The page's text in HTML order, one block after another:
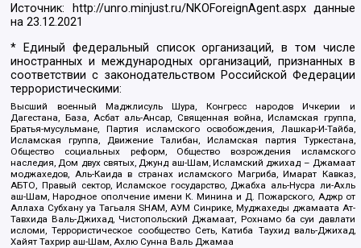
Источник: http://unro.minjust.ru/NKOForeignAgent.aspxданные
на23.12.2021
* Единый федеральный список организаций, в том числе
иностранных и международных организаций, признанных в
соответствии с законодательством Российской Федерации
террористическими:
Высший военный Маджлисуль Шура, Конгресс народов Ичкерии и
Дагестана, База, Асбат аль-Ансар, Священная война, Исламская группа,
Братья-мусульмане, Партия исламского освобождения, Лашкар-И-Тайба,
Исламская группа, Движение Талибан, Исламская партия Туркестана,
Общество социальных реформ, Общество возрождения исламского
наследия, Дом двух святых, Джунд аш-Шам, Исламский джихад – Джамаат
моджахедов, Аль-Каида в странах исламского Магриба, Имарат Кавказ,
АБТО, Правый сектор, Исламское государство, Джабха аль-Нусра ли-Ахль
аш-Шам, Народное ополчение имени К. Минина и Д. Пожарского, Аджр от
Аллаха Субхану уа Тагьаля SHAM, АУМ Синрике, Муджахеды джамаата Ат-
Тавхида Валь-Джихад, Чистопольский Джамаат, Рохнамо ба суи давлати
исломи, Террористическое сообщество Сеть, Катиба Таухид валь-Джихад,
Хайят Тахрир аш-Шам, Ахлю Сунна Валь Джамаа